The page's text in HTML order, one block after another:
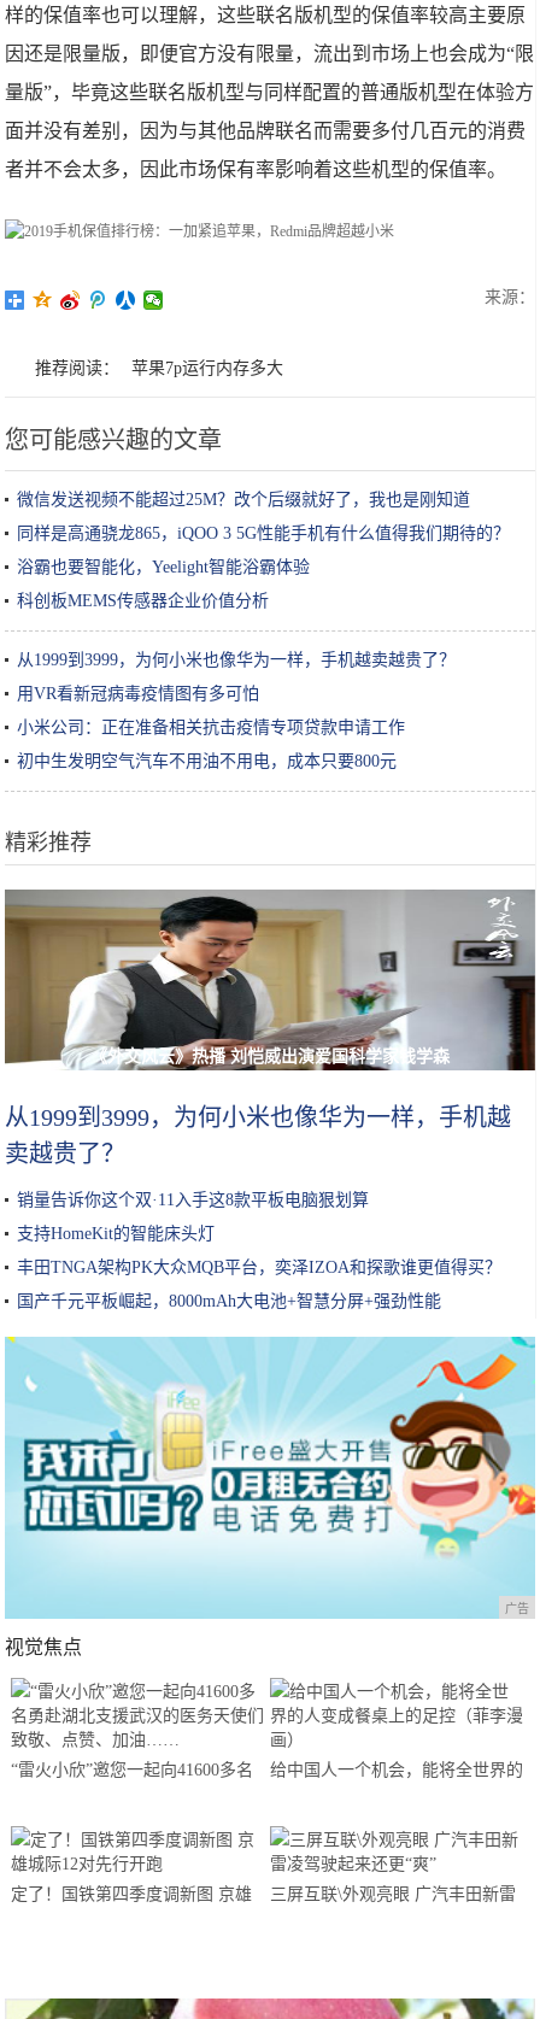
样的保值率也可以理解，这些联名版机型的保值率较高主要原
因还是限量版，即便官方没有限量，流出到市场上也会成为“限
量版”，毕竟这些联名版机型与同样配置的普通版机型在体验方
面并没有差别，因为与其他品牌联名而需要多付几百元的消费
者并不会太多，因此市场保有率影响着这些机型的保值率。
来源：
推荐阅读： 苹果7p运行内存多大
您可能感兴趣的文章
微信发送视频不能超过25M？改个后缀就好了，我也是刚知道
同样是高通骁龙865，iQOO 3 5G性能手机有什么值得我们期待的？
浴霸也要智能化，Yeelight智能浴霸体验
科创板MEMS传感器企业价值分析
从1999到3999，为何小米也像华为一样，手机越卖越贵了？
用VR看新冠病毒疫情图有多可怕
小米公司：正在准备相关抗击疫情专项贷款申请工作
初中生发明空气汽车不用油不用电，成本只要800元
精彩推荐
《外交风云》热播 刘恺威出演爱国科学家钱学森
从1999到3999，为何小米也像华为一样，手机越
卖越贵了？
销量告诉你这个双·11入手这8款平板电脑狠划算
支持HomeKit的智能床头灯
丰田TNGA架构PK大众MQB平台，奕泽IZOA和探歌谁更值得买？
国产千元平板崛起，8000mAh大电池+智慧分屏+强劲性能
广告
视觉焦点
“雷火小欣”邀您一起向41600多名
敬、点赞、加油……
给中国人一个机会，能将全世界的
定了！国铁第四季度调新图 京雄
三屏互联\外观亮眼 广汽丰田新雷